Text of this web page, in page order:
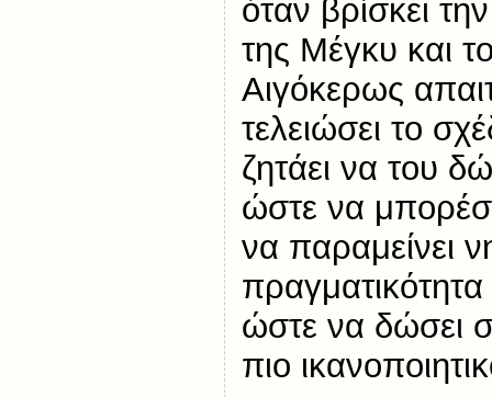
όταν βρίσκει
της Μέγκυ και
Αιγόκερως
τελειώσει το
ζητάει να του
ώστε να
να παραμείνει
ώστε να δώσει
πιο